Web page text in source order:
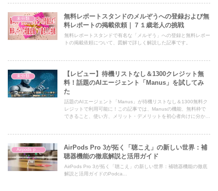
未分類
無料レポートスタンドのメルぞうへの登録および無
料レポートの掲載依頼｜７１歳老人の挑戦
無料レポートスタンドで有名な「メルぞう」への登録と無料レポー
トの掲載依頼について、図解で詳しく解説した記事です。
未分類
【レビュー】待機リストなし＆1300クレジット無
料！話題のAIエージェント「Manus」を試してみ
た
話題のAIエージェント「Manus」が待機リストなし＆1300無料ク
レジットで利用可能に！この記事では、Manusの機能、無料枠で
できること、使い方、メリット・デメリットを初心者向けに分かり
AirPods Pro 3が拓く「聴こえ」の新しい世界：補
聴器機能の徹底解説と活用ガイド
AirPods Pro 3が拓く「聴こえ」の新しい世界：補聴器機能の徹底
解説と活用ガイドのPodca...